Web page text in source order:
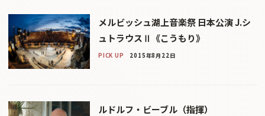
メルビッシュ湖上音楽祭 日本公演 J.シ
ュトラウスⅡ《こうもり》
PICK UP 2015年8月22日
ルドルフ・ビーブル（指揮）